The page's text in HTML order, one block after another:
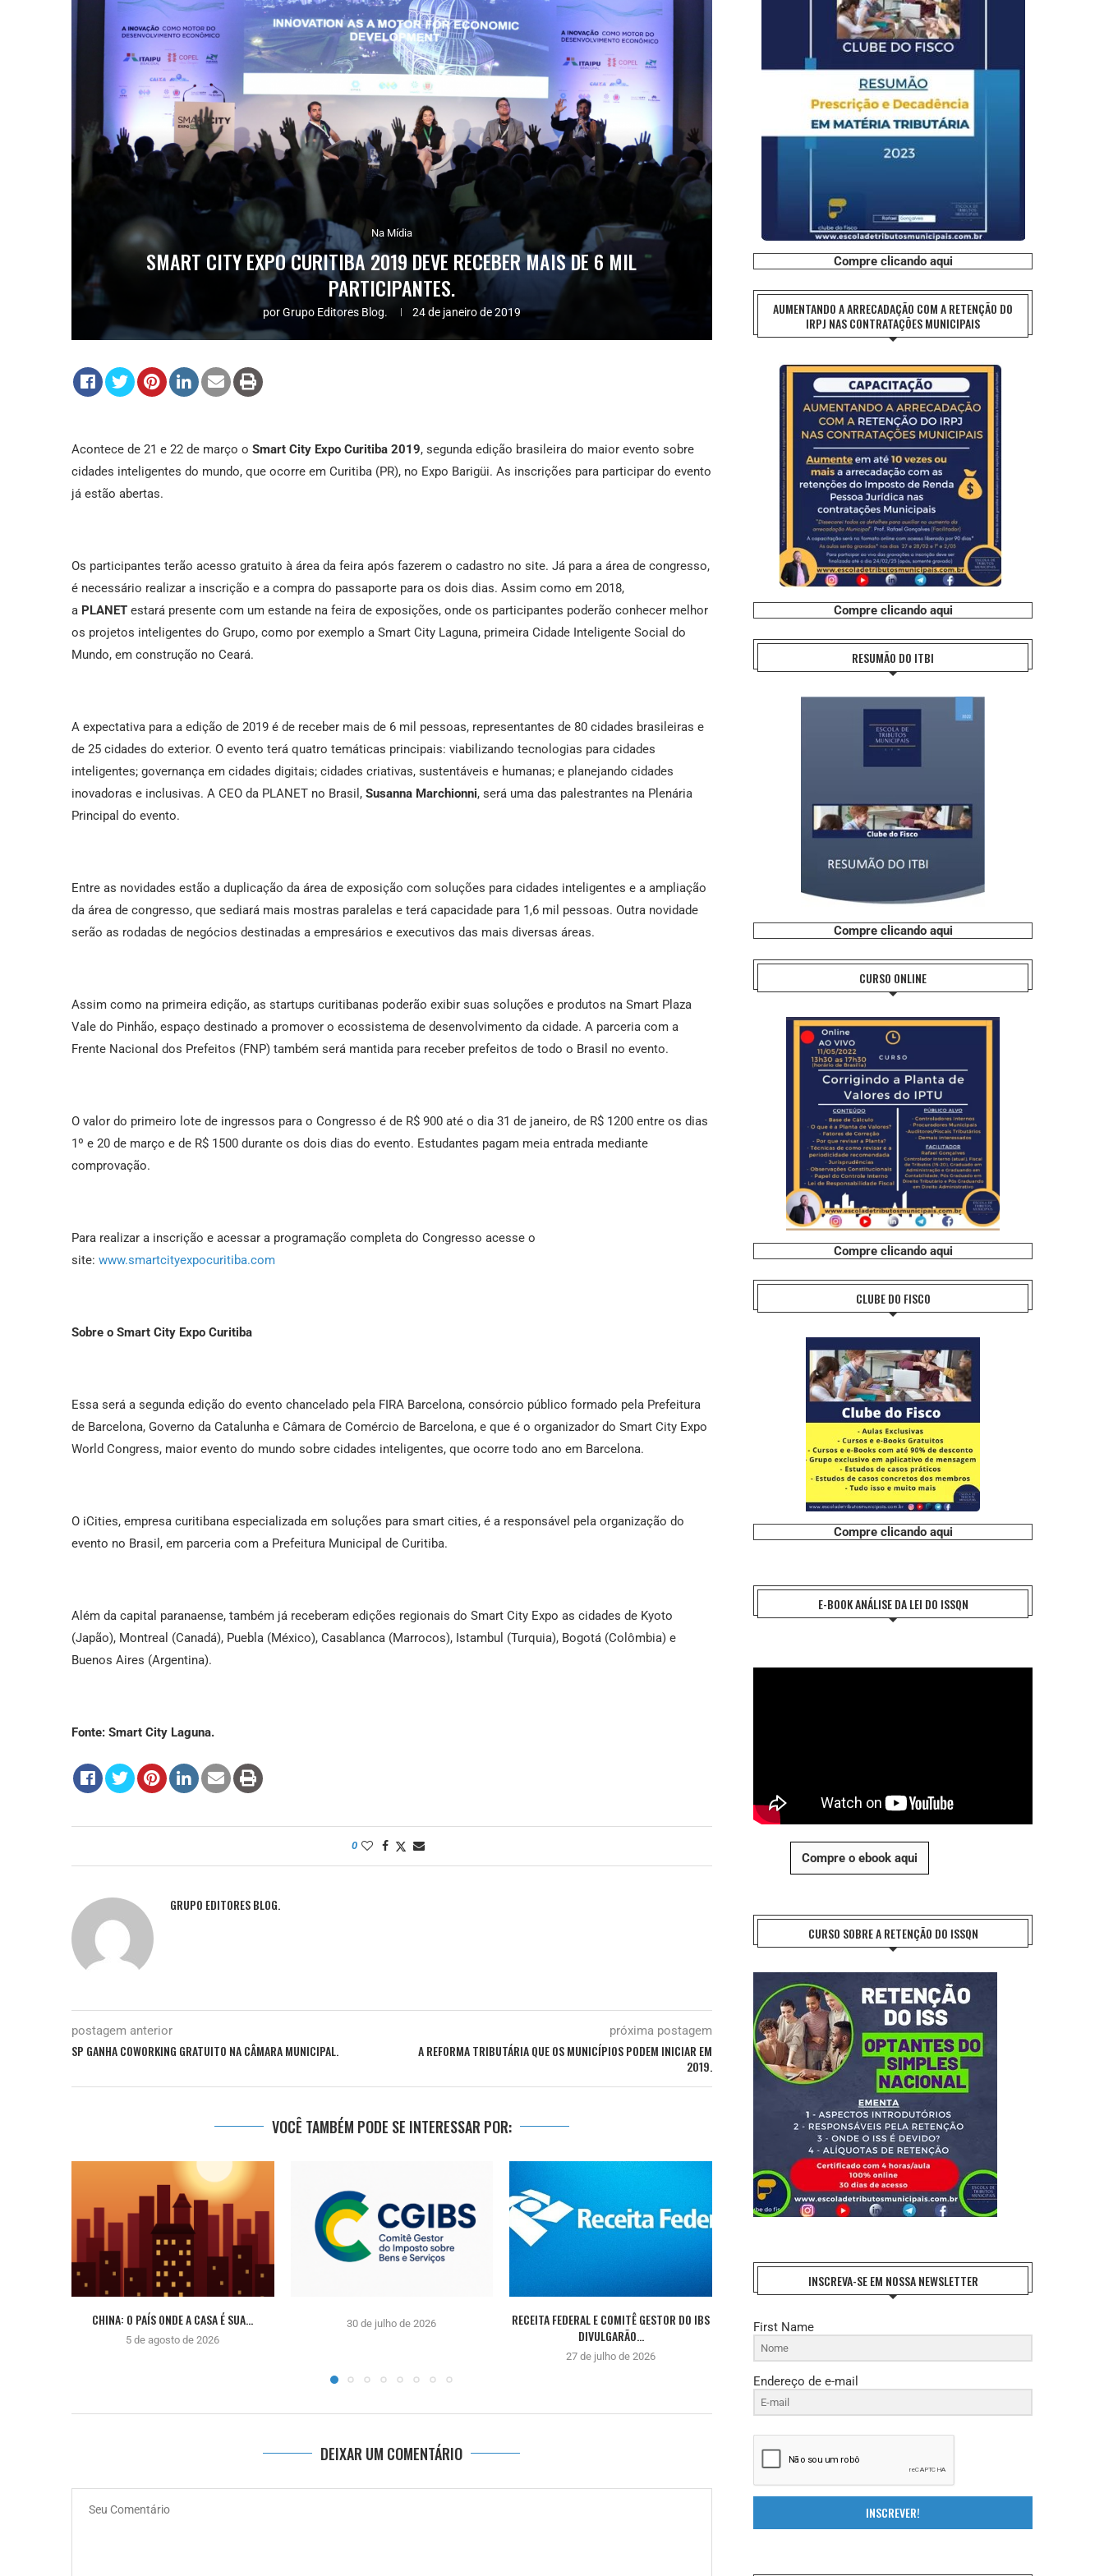
Na Mídia
SMART CITY EXPO CURITIBA 2019 DEVE RECEBER MAIS DE 6 MIL
PARTICIPANTES.
porGrupo Editores Blog. 24 de janeiro de 2019
Acontece de 21 e 22 de março o Smart City Expo Curitiba 2019, segunda edição brasileira do maior evento sobre
cidades inteligentes do mundo, que ocorre em Curitiba (PR), no Expo Barigüi. As inscrições para participar do evento
já estão abertas.
Os participantes terão acesso gratuito à área da feira após fazerem o cadastro no site. Já para a área de congresso,
é necessário realizar a inscrição e a compra do passaporte para os dois dias. Assim como em 2018,
a PLANET estará presente com um estande na feira de exposições, onde os participantes poderão conhecer melhor
os projetos inteligentes do Grupo, como por exemplo a Smart City Laguna, primeira Cidade Inteligente Social do
Mundo, em construção no Ceará.
A expectativa para a edição de 2019 é de receber mais de 6 mil pessoas, representantes de 80 cidades brasileiras e
de 25 cidades do exterior. O evento terá quatro temáticas principais: viabilizando tecnologias para cidades
inteligentes; governança em cidades digitais; cidades criativas, sustentáveis e humanas; e planejando cidades
inovadoras e inclusivas. A CEO da PLANET no Brasil, Susanna Marchionni, será uma das palestrantes na Plenária
Principal do evento.
Entre as novidades estão a duplicação da área de exposição com soluções para cidades inteligentes e a ampliação
da área de congresso, que sediará mais mostras paralelas e terá capacidade para 1,6 mil pessoas. Outra novidade
serão as rodadas de negócios destinadas a empresários e executivos das mais diversas áreas.
Assim como na primeira edição, as startups curitibanas poderão exibir suas soluções e produtos na Smart Plaza
Vale do Pinhão, espaço destinado a promover o ecossistema de desenvolvimento da cidade. A parceria com a
Frente Nacional dos Prefeitos (FNP) também será mantida para receber prefeitos de todo o Brasil no evento.
O valor do primeiro lote de ingressos para o Congresso é de R$ 900 até o dia 31 de janeiro, de R$ 1200 entre os dias
1º e 20 de março e de R$ 1500 durante os dois dias do evento. Estudantes pagam meia entrada mediante
comprovação.
Para realizar a inscrição e acessar a programação completa do Congresso acesse o
site: www.smartcityexpocuritiba.com
Sobre o Smart City Expo Curitiba
Essa será a segunda edição do evento chancelado pela FIRA Barcelona, consórcio público formado pela Prefeitura
de Barcelona, Governo da Catalunha e Câmara de Comércio de Barcelona, e que é o organizador do Smart City Expo
World Congress, maior evento do mundo sobre cidades inteligentes, que ocorre todo ano em Barcelona.
O iCities, empresa curitibana especializada em soluções para smart cities, é a responsável pela organização do
evento no Brasil, em parceria com a Prefeitura Municipal de Curitiba.
Além da capital paranaense, também já receberam edições regionais do Smart City Expo as cidades de Kyoto
(Japão), Montreal (Canadá), Puebla (México), Casablanca (Marrocos), Istambul (Turquia), Bogotá (Colômbia) e
Buenos Aires (Argentina).
Fonte: Smart City Laguna.
0
GRUPO EDITORES BLOG.
postagem anterior
SP GANHA COWORKING GRATUITO NA CÂMARA MUNICIPAL.
próxima postagem
A REFORMA TRIBUTÁRIA QUE OS MUNICÍPIOS PODEM INICIAR EM
2019.
VOCÊ TAMBÉM PODE SE INTERESSAR POR:
CHINA: O PAÍS ONDE A CASA É SUA...
5 de agosto de 2026
30 de julho de 2026
RECEITA FEDERAL E COMITÊ GESTOR DO IBS
DIVULGARÃO...
27 de julho de 2026
REFORMA TRIBUTÁRIA: O DESAFIO DA
IMPLEMENTAÇÃO E A...
FAZEM HOMENAGEM
DEIXAR UM COMENTÁRIO
Compre clicando aqui
AUMENTANDO A ARRECADAÇÃO COM A RETENÇÃO DO
IRPJ NAS CONTRATAÇÕES MUNICIPAIS
Compre clicando aqui
RESUMÃO DO ITBI
Compre clicando aqui
CURSO ONLINE
Compre clicando aqui
CLUBE DO FISCO
Compre clicando aqui
E-BOOK ANÁLISE DA LEI DO ISSQN
Compre o ebook aqui
CURSO SOBRE A RETENÇÃO DO ISSQN
INSCREVA-SE EM NOSSA NEWSLETTER
First Name
Endereço de e-mail
INSCREVER!